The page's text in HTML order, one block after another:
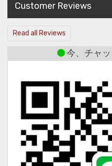
Customer Reviews
Read all Reviews
今、チャッ